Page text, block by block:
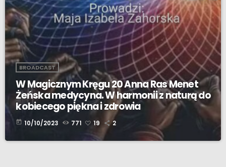
BROADCAST
W Magicznym Kręgu 20 Anna Ras Menet
Żeńska medycyna. W harmonii z naturą do
kobiecego piękna i zdrowia
today 10/10/2023 771 19 2